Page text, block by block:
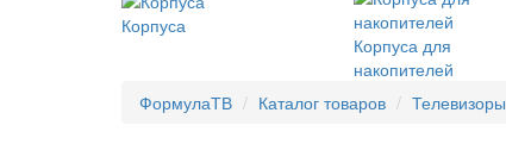
Корпуса
Корпуса для
накопителей
ФормулаТВ Каталог товаров Телевизоры